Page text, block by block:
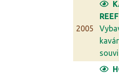
2005
REEF